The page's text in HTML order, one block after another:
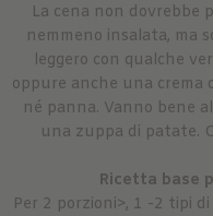
La cena non dovrebbe
nemmeno insalata, ma
leggero con qualche
oppure anche una crema
né panna. Vanno bene
una zuppa di patate.
Ricetta base
Per 2 porzioni>, 1 -2 tipi